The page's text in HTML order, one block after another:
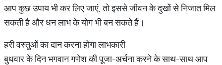
आप कुछ उपाय भी कर लिए जाएं, तो इससे जीवन के दुखों से निजात मिल
सकती है और धन लाभ के योग भी बन सकते हैं।
हरी वस्तुओं का दान करना होगा लाभकारी
बुधवार के दिन भगवान गणेश की पूजा-अर्चना करने के साथ-साथ आप